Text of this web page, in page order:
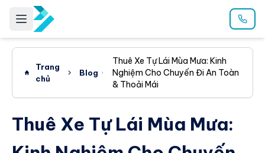
Trang
chủ
Blog
Thuê Xe Tự Lái Mùa Mưa: Kinh
Nghiệm Cho Chuyến Đi An Toàn
& Thoải Mái
Thuê Xe Tự Lái Mùa Mưa: